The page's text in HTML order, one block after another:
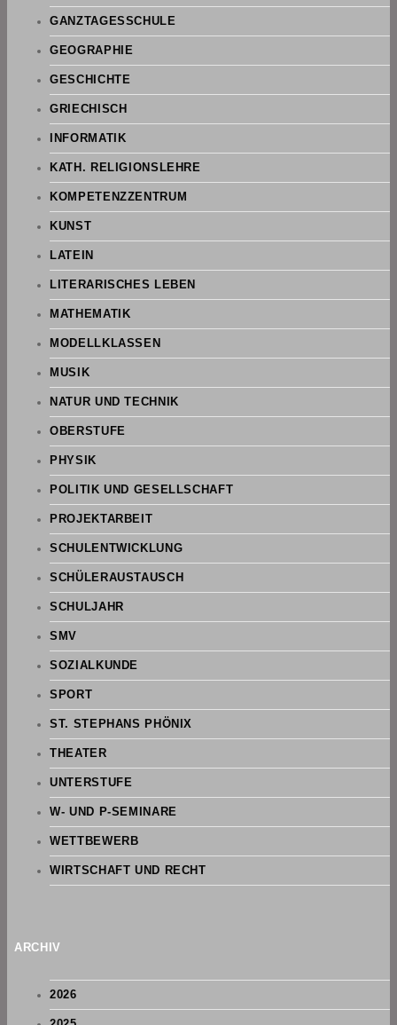
GANZTAGESSCHULE
GEOGRAPHIE
GESCHICHTE
GRIECHISCH
INFORMATIK
KATH. RELIGIONSLEHRE
KOMPETENZZENTRUM
KUNST
LATEIN
LITERARISCHES LEBEN
MATHEMATIK
MODELLKLASSEN
MUSIK
NATUR UND TECHNIK
OBERSTUFE
PHYSIK
POLITIK UND GESELLSCHAFT
PROJEKTARBEIT
SCHULENTWICKLUNG
SCHÜLERAUSTAUSCH
SCHULJAHR
SMV
SOZIALKUNDE
SPORT
ST. STEPHANS PHÖNIX
THEATER
UNTERSTUFE
W- UND P-SEMINARE
WETTBEWERB
WIRTSCHAFT UND RECHT
ARCHIV
2026